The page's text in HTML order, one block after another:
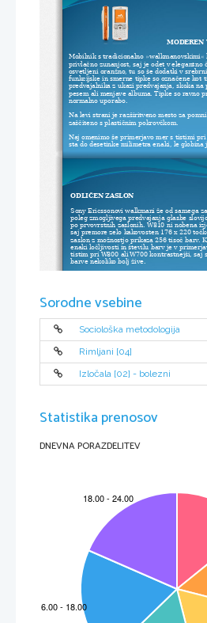
MODEREN
Mobilnik s tradicionalno »walkmanovskimi«
privlačno zunanjost, saj je odet v elegantno
osvetljeni oranžno, tu so še dodatki v
funkcijske in smerne tipke so označene kot
predvajalnika z ukazi predvajanja, skoka na
pesem ali menjave albuma. Tipke so ravno
normalno uporabo.
Na levi strani je razširitveno mesto za
zaščiteno s plastičnim pokrovčkom.
Naj omenimo še primerjavo mer s tistimi
sta do desetinke milimetra enaki, le
ODLIČEN ZASLON
Sony Ericssonovi walkmani že od samega
poleg zmogljivega predvajanja glasbe
po prvovrstnih zaslonih. W810 ni nobena
saj premore zelo kakovosten 176 x 220
zaslon z možnostjo prikaza 256 tisoč barv.
enaki ločljivosti in številu barv je v
tistim pri W800 ali W700 kontrastnejši, saj
barve nekoliko bolj žive.
zaradi hitre odzivnosti lahko mobilnik zlahka
uporabimo tudi kot predvajalnik filmov.
In koliko dejansko vzdrži s tako
polnilnika vzdržal celih pet dni, ob
Kot pri predhodniku je priložena 512 MB
pohvalno.
Omeniti velja še dejstvo, da se telefon
preko vrat USB samodejno začne
Sorodne vsebine
Sociološka metodologija
Rimljani [04]
Izločala [02] - bolezni
Statistika prenosov
DNEVNA PORAZDELITEV